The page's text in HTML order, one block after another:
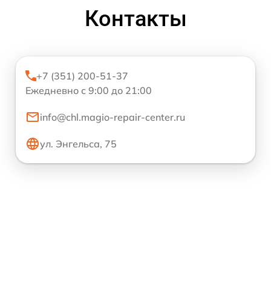
Контакты
+7 (351) 200-51-37
Ежедневно с 9:00 до 21:00
info@chl.magio-repair-center.ru
ул. Энгельса, 75